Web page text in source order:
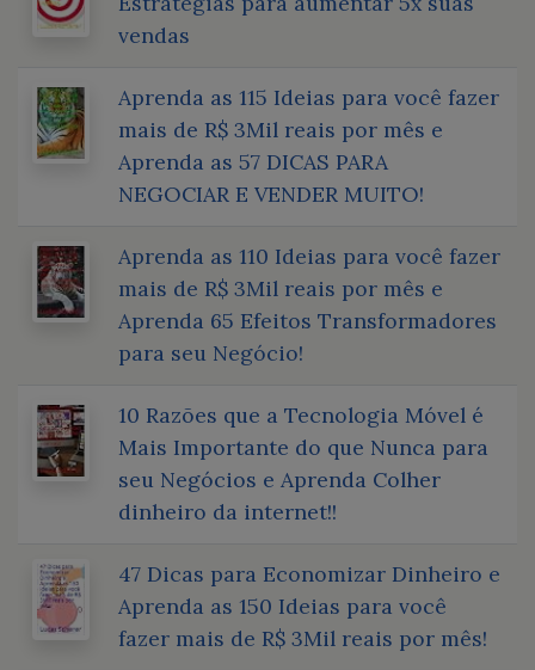
vendas
Aprenda as 115 Ideias para você fazer
mais de R$ 3Mil reais por mês e
Aprenda as 57 DICAS PARA
NEGOCIAR E VENDER MUITO!
Aprenda as 110 Ideias para você fazer
mais de R$ 3Mil reais por mês e
Aprenda 65 Efeitos Transformadores
para seu Negócio!
10 Razões que a Tecnologia Móvel é
Mais Importante do que Nunca para
seu Negócios e Aprenda Colher
dinheiro da internet!!
47 Dicas para Economizar Dinheiro e
Aprenda as 150 Ideias para você
fazer mais de R$ 3Mil reais por mês!